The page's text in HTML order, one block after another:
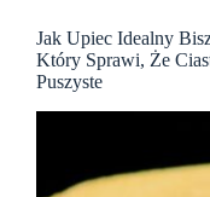
Jak Upiec Idealny
Który Sprawi, Że
Puszyste